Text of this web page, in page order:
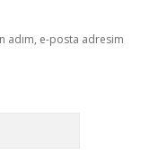
adım, e-posta adresim